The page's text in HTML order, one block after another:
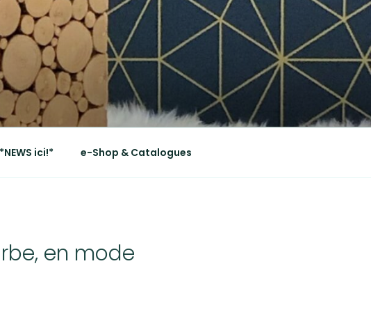
ici!* e-Shop & Catalogues
en mode